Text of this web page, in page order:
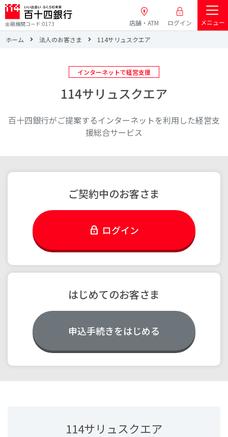
金融機関コード:0173 店舗・ATM ログイン
メニュー
ホーム
法人のお客さま 114サリュスクエア
インターネットで経営支援
114サリュスクエア
百十四銀行がご提案するインターネットを利用した経営支
援総合サービス
ご契約中のお客さま
ログイン
はじめてのお客さま
申込手続きをはじめる
114サリュスクエア